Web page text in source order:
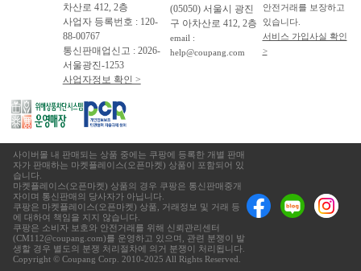
차산로 412, 2층
사업자 등록번호 : 120-
88-00767
통신판매업신고 : 2026-
서울광진-1253
사업자정보 확인 >
(05050) 서울시 광진
구 아차산로 412, 2층
email :
help@coupang.com
안전거래를 보장하고
있습니다.
서비스 가입사실 확인
>
사이버몰 내 판매되는 상품 중에는 쿠팡에 등록한 개별 판매
자가 판매하는 마켓플레이스(오픈마켓) 상품이 포함되어 있
습니다.
마켓플레이스(오픈마켓) 상품의 경우 쿠팡은 통신판매중개
자이며 통신판매의 당사자가 아닙니다.
쿠팡은 마켓플레이스(오픈마켓) 상품, 거래정보 및 거래 등
에 대하여 책임을 지지 않습니다.
쿠팡은 소비자 보호와 안전거래를 위해 신뢰관리센터
(CM112@coupang.com)를 운영하고 있으며, 관련 분쟁이 발
생할 경우 별도의 분쟁 처리절차에 의거 분쟁이 처리됩니다.
Copyright © Coupang Corp. 2010-2025 All Rights Reserved.